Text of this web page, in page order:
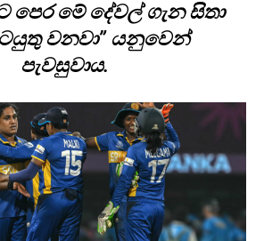
පෙර මේ දේවල් ගැන සිතා
වනවා” යනුවෙන්
පැවසුවාය.